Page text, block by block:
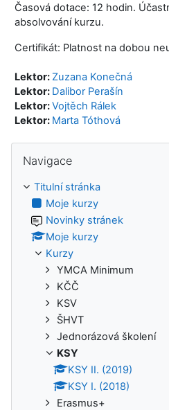
Časová dotace: 12 hodin.
absolvování kurzu.
Certifikát: Platnost na dobou
Lektor: Zuzana Konečná
Lektor: Dalibor Perašín
Lektor:Vojtěch Rálek
Lektor: Marta Tóthová
Navigace
Titulní stránka
Moje kurzy
Novinky stránek
Moje kurzy
Kurzy
YMCA Minimum
KČČ
KSV
ŠHVT
Jednorázová školení
KSY
KSY II. (2019)
KSY I. (2018)
Erasmus+